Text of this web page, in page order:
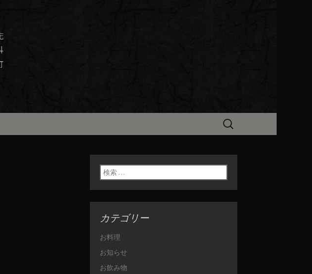
・和食「魯ビン
ログ
が自慢の「魯ビン（ろびん）」がお店からのお
。
検
検索:
カテゴリー
お料理
お知らせ
お飲み物